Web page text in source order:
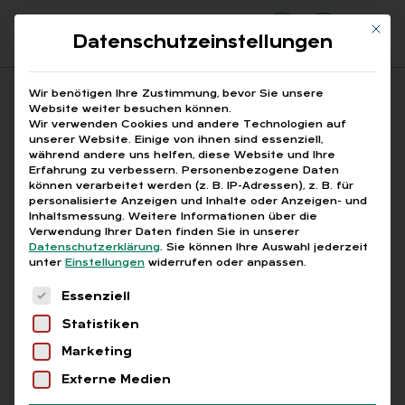
Suchfeld
Suchen
Breadcrumb-Navigation
STARTSEITE LOHNSTÜCKKOSTENENTWICKLUNG
Alle Bei­trä­ge mit dem
Schlag­wort „Lohn­stück­
kos­ten­ent­wick­lung“
Mit
Datenschutzeinstellungen
Wir benötigen Ihre Zustimmung, bevor Sie unsere
Website weiter besuchen können.
Wir verwenden Cookies und andere Technologien auf
unserer Website. Einige von ihnen sind essenziell,
während andere uns helfen, diese Website und Ihre
Erfahrung zu verbessern. Personenbezogene Daten
können verarbeitet werden (z. B. IP-Adressen), z. B. für
personalisierte Anzeigen und Inhalte oder Anzeigen- und
Inhaltsmessung. Weitere Informationen über die
Verwendung Ihrer Daten finden Sie in unserer
Datenschutzerklärung. Sie können Ihre Auswahl jederzeit
unter Einstellungen widerrufen oder anpassen.
Es folgt eine Liste der Service-Gruppen, für
Essenziell
Statistiken
Marketing
Externe Medien